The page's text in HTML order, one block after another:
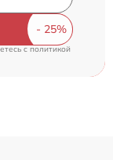
cполитикой